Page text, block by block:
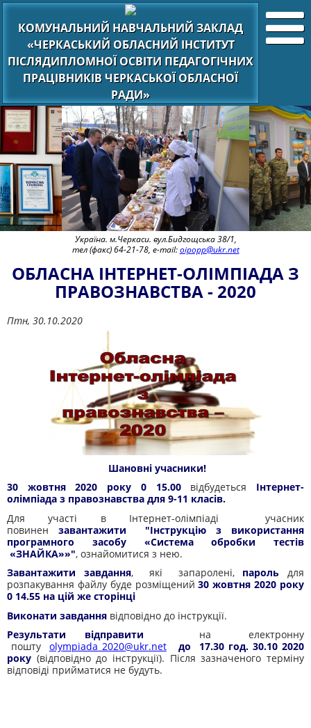
КОМУНАЛЬНИЙ НАВЧАЛЬНИЙ ЗАКЛАД
«ЧЕРКАСЬКИЙ ОБЛАСНИЙ ІНСТИТУТ
ПІСЛЯДИПЛОМНОЇ ОСВІТИ ПЕДАГОГІЧНИХ
ПРАЦІВНИКІВ ЧЕРКАСЬКОЇ ОБЛАСНОЇ
РАДИ»
Україна. м.Черкаси. вул.Бидгощська 38/1,
тел (факс) 64-21-78, e-mail:oipopp@ukr.net
ОБЛАСНА ІНТЕРНЕТ-ОЛІМПІАДА З
ПРАВОЗНАВСТВА - 2020
Птн, 30.10.2020
Шановні учасники!
30 жовтня 2020 року 0 15.00 відбудеться Інтернет-
олімпіада з правознавства для 9-11 класів.
Для участі в Інтернет-олімпіаді учасник
повинен завантажити "Інструкцію з використання
програмного засобу «Система обробки тестів
«ЗНАЙКА»»", ознайомитися з нею.
Завантажити завдання, які запаролені, пароль для
розпакування файлу буде розміщений30 жовтня 2020 року
0 14.55 на цій же сторінці
Виконати завдання відповідно до інструкції.
Результати відправити на електронну
пошту olympiada_2020@ukr.net
до 17.30 год. 30.10 2020
року (відповідно до інструкції). Після зазначеного терміну
відповіді прийматися не будуть.